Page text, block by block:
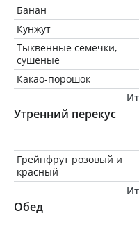
Банан
Кунжут
Тыквенные семечки,
сушеные
Какао-порошок
Утренний перекус
Грейпфрут розовый и
красный
Обед